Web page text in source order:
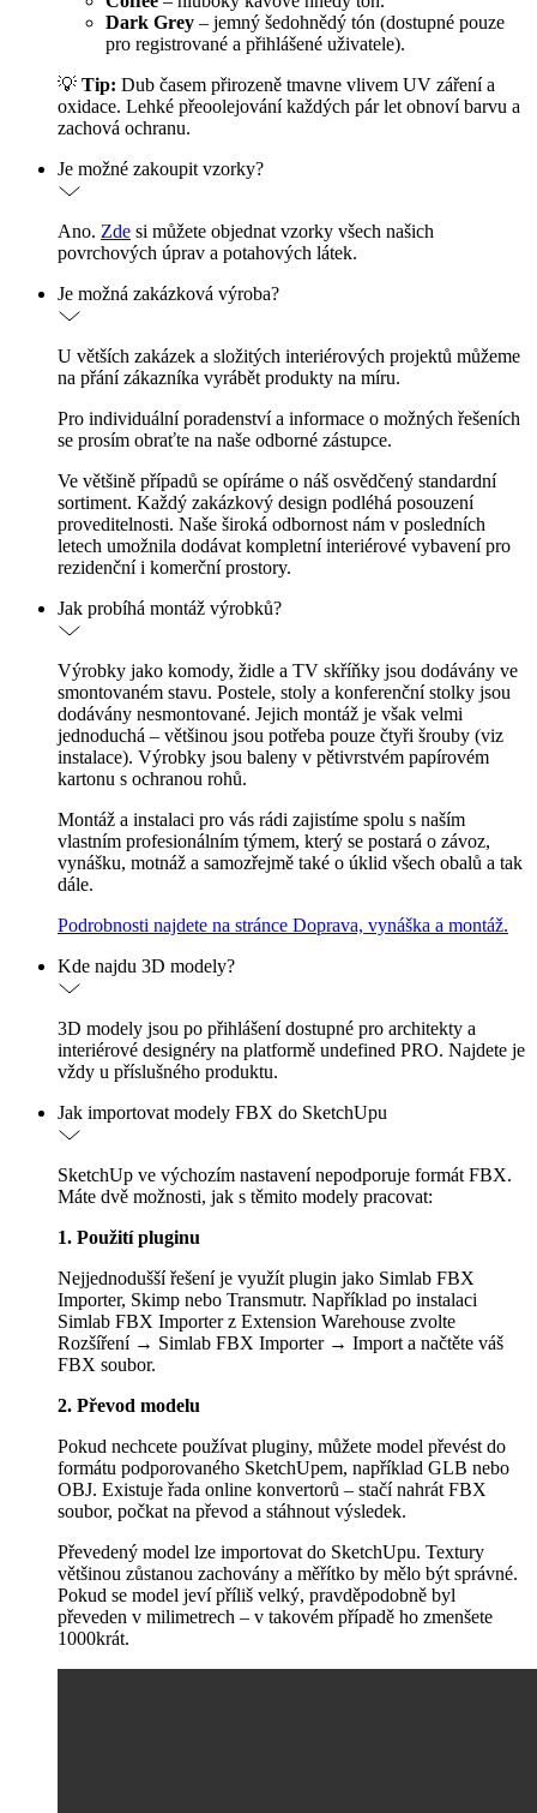
Dark Grey – jemný šedohnědý tón (dostupné pouze
pro registrované a přihlášené uživatele).
💡 Tip: Dub časem přirozeně tmavne vlivem UV záření a
oxidace. Lehké přeoolejování každých pár let obnoví barvu a
zachová ochranu.
Je možné zakoupit vzorky?
Ano. Zde si můžete objednat vzorky všech našich
povrchových úprav a potahových látek.
Je možná zakázková výroba?
U větších zakázek a složitých interiérových projektů můžeme
na přání zákazníka vyrábět produkty na míru.
Pro individuální poradenství a informace o možných řešeních
se prosím obraťte na naše odborné zástupce.
Ve většině případů se opíráme o náš osvědčený standardní
sortiment. Každý zakázkový design podléhá posouzení
proveditelnosti. Naše široká odbornost nám v posledních
letech umožnila dodávat kompletní interiérové vybavení pro
rezidenční i komerční prostory.
Jak probíhá montáž výrobků?
Výrobky jako komody, židle a TV skříňky jsou dodávány ve
smontovaném stavu. Postele, stoly a konferenční stolky jsou
dodávány nesmontované. Jejich montáž je však velmi
jednoduchá – většinou jsou potřeba pouze čtyři šrouby (viz
instalace). Výrobky jsou baleny v pětivrstvém papírovém
kartonu s ochranou rohů.
Montáž a instalaci pro vás rádi zajistíme spolu s naším
vlastním profesionálním týmem, který se postará o závoz,
vynášku, motnáž a samozřejmě také o úklid všech obalů a tak
dále.
Podrobnosti najdete na stránce Doprava, vynáška a montáž.
Kde najdu 3D modely?
3D modely jsou po přihlášení dostupné pro architekty a
interiérové designéry na platformě undefined PRO. Najdete je
vždy u příslušného produktu.
Jak importovat modely FBX do SketchUpu
SketchUp ve výchozím nastavení nepodporuje formát FBX.
Máte dvě možnosti, jak s těmito modely pracovat:
1. Použití pluginu
Nejjednodušší řešení je využít plugin jako Simlab FBX
Importer, Skimp nebo Transmutr. Například po instalaci
Simlab FBX Importer z Extension Warehouse zvolte
Rozšíření → Simlab FBX Importer → Import a načtěte váš
FBX soubor.
2. Převod modelu
Pokud nechcete používat pluginy, můžete model převést do
formátu podporovaného SketchUpem, například GLB nebo
OBJ. Existuje řada online konvertorů – stačí nahrát FBX
soubor, počkat na převod a stáhnout výsledek.
Převedený model lze importovat do SketchUpu. Textury
většinou zůstanou zachovány a měřítko by mělo být správné.
Pokud se model jeví příliš velký, pravděpodobně byl
převeden v milimetrech – v takovém případě ho zmenšete
1000krát.